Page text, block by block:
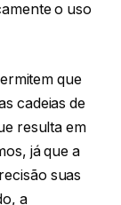
o uso
que
cadeias de
resulta em
já que a
suas
a